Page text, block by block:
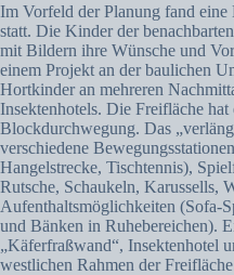
Im Vorfeld der Planung fand
statt. Die Kinder der
mit Bildern ihre Wünsche und
einem Projekt an der baulichen
Hortkinder an mehreren
Insektenhotels. Die Freifläche
Blockdurchwegung. Das
verschiedene
Hangelstrecke, Tischtennis),
Rutsche, Schaukeln, Karussells,
Aufenthaltsmöglichkeiten (Sofa-
und Bänken in Ruhebereichen).
„Käferfraßwand“, Insektenhotel
westlichen Rahmen der